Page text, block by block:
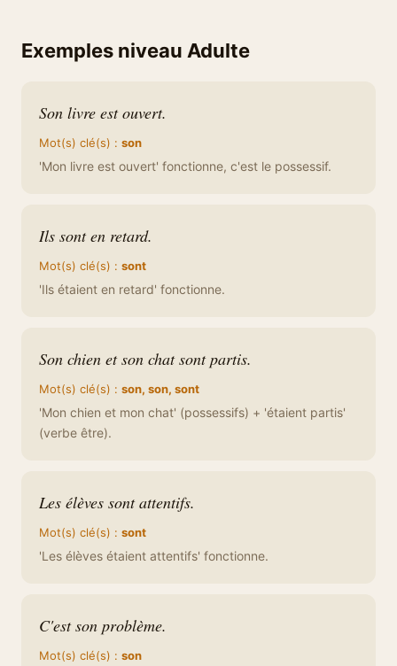
Exemples niveau Adulte
Son livre est ouvert.
Mot(s) clé(s) : son
'Mon livre est ouvert' fonctionne, c'est le possessif.
Ils sont en retard.
Mot(s) clé(s) : sont
'Ils étaient en retard' fonctionne.
Son chien et son chat sont partis.
Mot(s) clé(s) : son, son, sont
'Mon chien et mon chat' (possessifs) + 'étaient partis'
(verbe être).
Les élèves sont attentifs.
Mot(s) clé(s) : sont
'Les élèves étaient attentifs' fonctionne.
C'est son problème.
Mot(s) clé(s) : son